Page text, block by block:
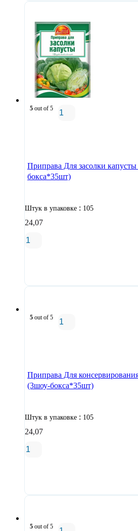
5 out of 5
Приправа Для засолки
бокса*35шт)
Штук в упаковке : 105
24,07
5 out of 5
Приправа Для
(3шоу-бокса*35шт)
Штук в упаковке : 105
24,07
5 out of 5